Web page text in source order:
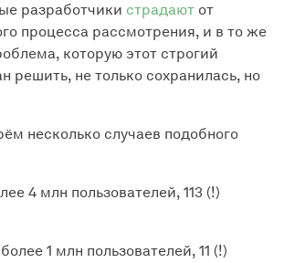
разработчики страдают от
процесса рассмотрения, и в то же
которую этот строгий
решить, не только сохранилась, но
несколько случаев подобного
4 млн пользователей, 113 (!)
1 млн пользователей, 11 (!)